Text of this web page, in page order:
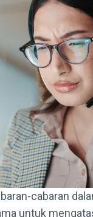
cabaran
untuk